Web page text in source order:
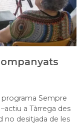
programa Sempre
a Tàrrega des
no desitjada de les